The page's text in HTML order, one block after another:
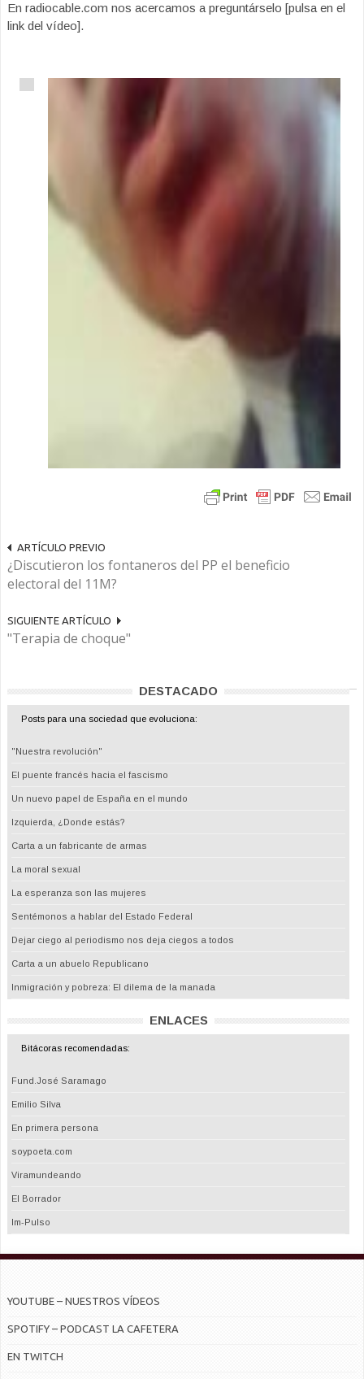
En radiocable.com nos acercamos a preguntárselo [pulsa en el
link del vídeo].
ARTÍCULO PREVIO
¿Discutieron los fontaneros del PP el beneficio
electoral del 11M?
SIGUIENTE ARTÍCULO
"Terapia de choque"
DESTACADO
Posts para una sociedad que evoluciona:
"Nuestra revolución"
El puente francés hacia el fascismo
Un nuevo papel de España en el mundo
Izquierda, ¿Donde estás?
Carta a un fabricante de armas
La moral sexual
La esperanza son las mujeres
Sentémonos a hablar del Estado Federal
Dejar ciego al periodismo nos deja ciegos a todos
Carta a un abuelo Republicano
Inmigración y pobreza: El dilema de la manada
ENLACES
Bitácoras recomendadas:
Fund.José Saramago
Emilio Silva
En primera persona
soypoeta.com
Viramundeando
El Borrador
Im-Pulso
YOUTUBE – NUESTROS VÍDEOS
SPOTIFY – PODCAST LA CAFETERA
EN TWITCH